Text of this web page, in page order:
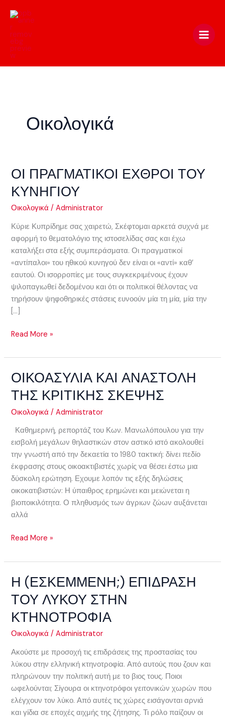
content
Οικολογικά
ΟΙ ΠΡΑΓΜΑΤΙΚΟΙ ΕΧΘΡΟΙ ΤΟΥ
ΚΥΝΗΓΙΟΥ
Οικολογικά /Administrator
Κύριε Κυπρίδημε σας χαιρετώ, Σκέφτομαι αρκετά συχνά με
αφορμή το θεματολόγιο της ιστοσελίδας σας και έχω
καταλήξει στα εξής συμπεράσματα. Οι πραγματικοί
«αντίπαλοι» του ηθικού κυνηγού δεν είναι οι «αντί» καθ’
εαυτού. Οι ισορροπίες με τους συγκεκριμένους έχουν
ψιλοπαγιωθεί δεδομένου και ότι οι πολιτικοί θέλοντας να
τηρήσουν ψηφοθηρικές στάσεις ευνοούν μία τη μία, μία την
[…]
ΟΙ
ΕΧΘΡΟΙ
ΤΟΥ
Read More »
ΟΙΚΟΑΣΥΛΙΑ ΚΑΙ ΑΝΑΣΤΟΛΗ
ΤΗΣ ΚΡΙΤΙΚΗΣ ΣΚΕΨΗΣ
Οικολογικά /Administrator
Καθημερινή, ρεπορτάζ του Κων. Μανωλόπουλου για την
εισβολή μεγάλων θηλαστικών στον αστικό ιστό ακολουθεί
την γνωστή από την δεκαετία το 1980 τακτική: δίνει πεδίο
έκφρασης στους οικοακτιβιστές χωρίς να θέσει έστω μια
δύσκολη ερώτηση. Εχουμε λοπόν τις εξής δηλώσεις
οικοκατιβιστών: Η ύπαιθρος ερημώνει και μειώνεται η
βιοποικιλότητα. Ο πληθυσμός των άγριων ζώων αυξάνεται
αλλά
ΟΙΚΟΑΣΥΛΙΑ
ΑΝΑΣΤΟΛΗ
ΤΗΣ
ΣΚΕΨΗΣ
Read More »
Η (ΕΣΚΕΜΜΕΝΗ;) ΕΠΙΔΡΑΣΗ
ΤΟΥ ΛΥΚΟΥ ΣΤΗΝ
ΚΤΗΝΟΤΡΟΦΙΑ
Οικολογικά /Administrator
Ακούστε με προσοχή τις επιδράσεις της προστασίας του
λύκου στην ελληνική κτηνοτροφία. Από αυτούς που ζουν και
πληρώνουν την πολιτική αυτή με το βιος τους. Ποιοι
ωφελούνται; Σίγουρα οι κτηνοτρόφοι γειτονικών χωρών που
ελέγχουν τον λύκο. Από αυτές τις χώρες εισάγονται αρνιά
και γίδια σε εποχές αιχμής της ζήτησης. Τι ρόλο παίζουν οι
Η
(ΕΣΚΕΜΜΕΝΗ;)
ΕΠΙΔΡΑΣΗ
ΤΟΥ
ΣΤΗΝ
ΚΤΗΝΟΤΡΟΦΙΑ